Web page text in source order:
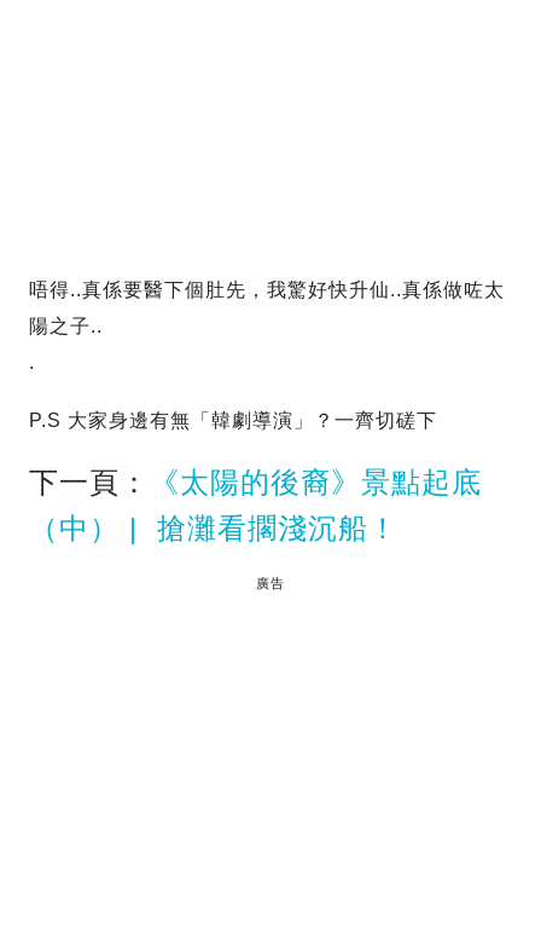
唔得..真係要醫下個肚先，我驚好快升仙..真係做咗太
陽之子..
.
P.S 大家身邊有無「韓劇導演」？一齊切磋下
下一頁：
《太陽的後裔》景點起底
（中） | 搶灘看擱淺沉船！
廣告